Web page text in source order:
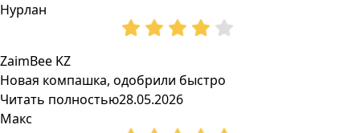
Нурлан
ZaimBee KZ
Новая компашка, одобрили быстро
Читать полностью28.05.2026
Макс